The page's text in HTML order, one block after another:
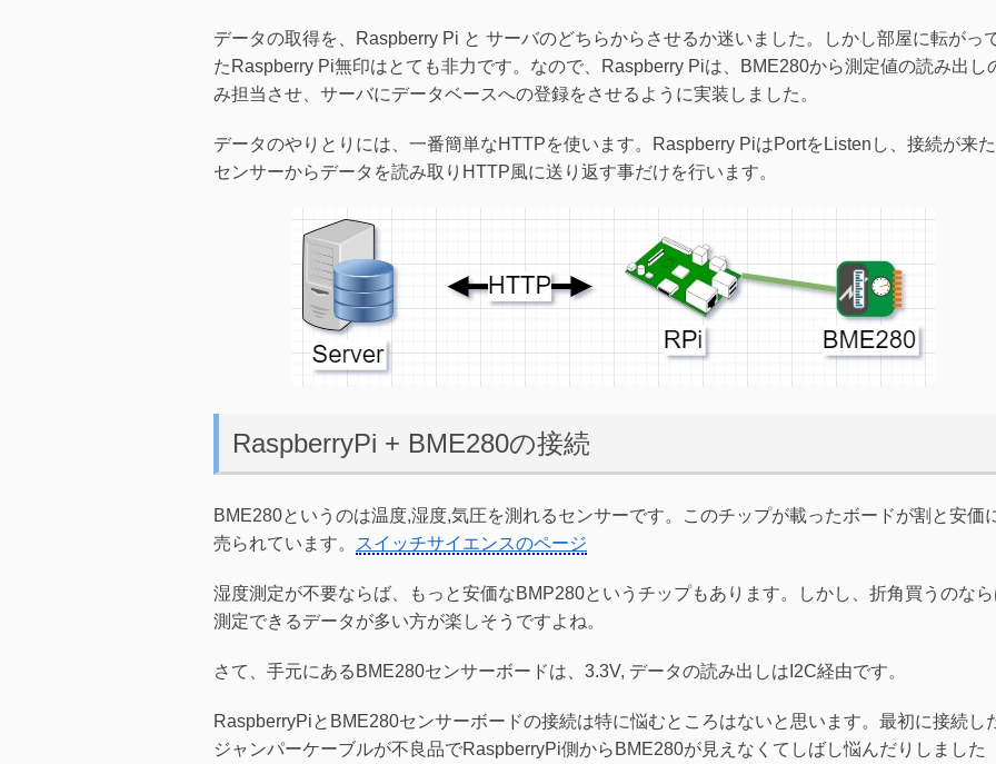
データの取得を、Raspberry Pi と サーバのどちらからさせるか迷いました。しかし部屋に転がっ
たRaspberry Pi無印はとても非力です。なので、Raspberry Piは、BME280から測定値の読み出し
み担当させ、サーバにデータベースへの登録をさせるように実装しました。
データのやりとりには、一番簡単なHTTPを使います。Raspberry PiはPortをListenし、接続が来
センサーからデータを読み取りHTTP風に送り返す事だけを行います。
RaspberryPi + BME280の接続
BME280というのは温度,湿度,気圧を測れるセンサーです。このチップが載ったボードが割と安価
売られています。
スイッチサイエンスのページ
湿度測定が不要ならば、もっと安価なBMP280というチップもあります。しかし、折角買うのな
測定できるデータが多い方が楽しそうですよね。
さて、手元にあるBME280センサーボードは、3.3V, データの読み出しはI2C経由です。
RaspberryPiとBME280センサーボードの接続は特に悩むところはないと思います。最初に接続し
ジャンパーケーブルが不良品でRaspberryPi側からBME280が見えなくてしばし悩んだりしました